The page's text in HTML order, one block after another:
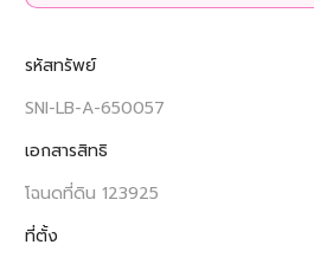
รหัสทรัพย์
SNI-LB-A-650057
เอกสารสิทธิ
โฉนดที่ดิน 123925
ที่ตั้ง